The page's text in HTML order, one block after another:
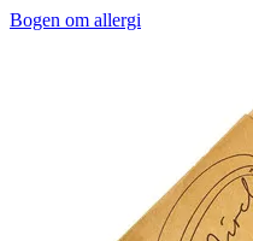
Bogen om allergi